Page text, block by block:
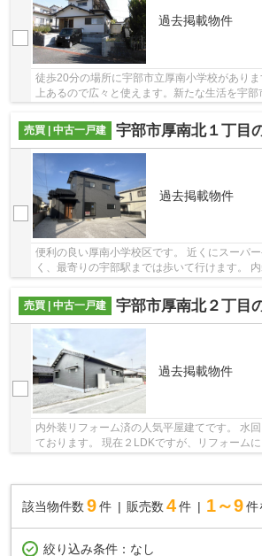
過去掲載物件
徒歩20分の場所に宇部市立厚南小学校があり
上あるので広々と使えます。新たな生活を宇部
売買 | 中古一戸建
宇部市厚南北１丁目
過去掲載物件
便利の良い厚南小学校区です。 近くにスーパ
く、最寄りの宇部駅までは歩いて行けます。
売買 | 中古一戸建
宇部市厚南北２丁目
過去掲載物件
内外装リフォーム済の人気平屋建てです。 水
ております。 現在２LDKですが、リフォーム
該当物件数 9件 販売数 4 件 1～9 件
絞り込み条件： なし